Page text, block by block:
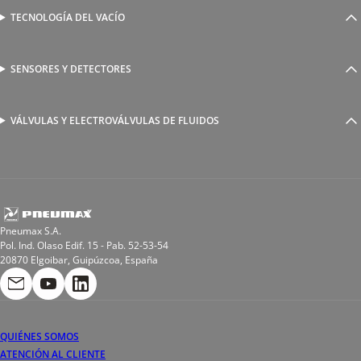
Válvulas complementarias
Racores rápidos
Reguladores de caudal
Racores para soldadura
TECNOLOGÍA DEL VACÍO
Ventosas
Válvulas y electroválvulas
SENSORES Y DETECTORES
Detectores magnéticos
VÁLVULAS Y ELECTROVÁLVULAS DE FLUIDOS
Electroválvulas de acción directa
Bobinas
Pneumax S.A.
Pol. Ind. Olaso Edif. 15 - Pab. 52-53-54
20870 Elgoibar, Guipúzcoa, España
QUIÉNES SOMOS
ATENCIÓN AL CLIENTE